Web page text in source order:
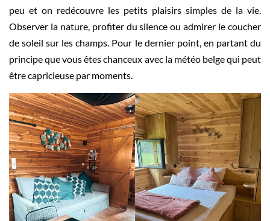
peu et on redécouvre les petits plaisirs simples de la vie.
Observer la nature, profiter du silence ou admirer le coucher
de soleil sur les champs. Pour le dernier point, en partant du
principe que vous êtes chanceux avec la météo belge qui peut
être capricieuse par moments.